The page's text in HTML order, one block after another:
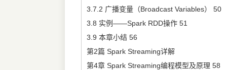
3.7.2 广播变量（Broadcast Variables） 50
3.8 实例——Spark RDD操作 51
3.9 本章小结 56
第2篇 Spark Streaming详解
第4章 Spark Streaming编程模型及原理 58